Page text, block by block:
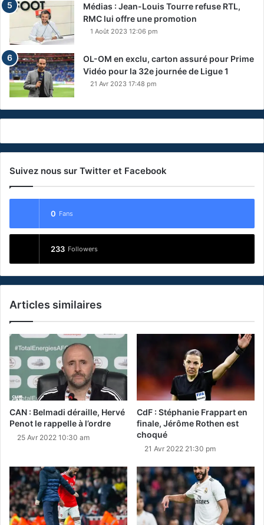
Médias : Jean-Louis Tourre refuse RTL,
RMC lui offre une promotion
1 Août 2023 12:06 pm
OL-OM en exclu, carton assuré pour Prime
Vidéo pour la 32e journée de Ligue 1
21 Avr 2023 17:48 pm
Suivez nous sur Twitter et Facebook
0 Fans
233 Followers
Articles similaires
CAN : Belmadi déraille, Hervé
Penot le rappelle à l’ordre
25 Avr 2022 10:30 am
CdF : Stéphanie Frappart en
finale, Jérôme Rothen est
choqué
21 Avr 2022 21:30 pm